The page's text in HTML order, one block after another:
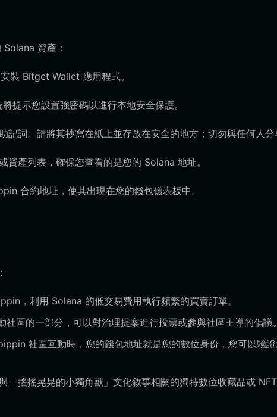
資產：
裝 Bitget Wallet 應用程式。
提示您設置強密碼以進行本地安全保護。
詞。請將其抄寫在紙上並存放在安全的地方；切勿與任何人分
產列表，確保您查看的是您的 Solana 地址。
合約地址，使其出現在您的錢包儀表板中。
，利用 Solana 的低交易費用執行頻繁的買賣訂單。
區的一部分，可以對治理提案進行投票或參與社區主導的倡議。
社區互動時，您的錢包地址就是您的數位身份，您可以驗
「搖搖晃晃的小獨角獸」文化敘事相關的獨特數位收藏品或 NFT